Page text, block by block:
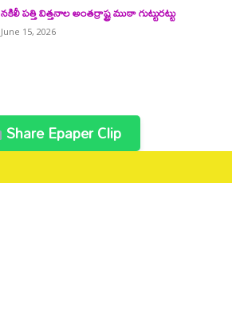
నకిలీ పత్తి విత్తనాల అంతర్రాష్ట్ర ముఠా గుట్టురట్టు
June 15, 2026
Share Epaper Clip